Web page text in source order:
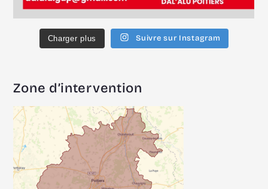
Charger plus Suivre sur Instagram
Zone d’intervention